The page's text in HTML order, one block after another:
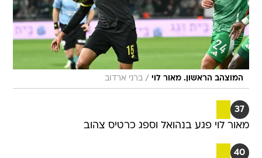
המוצהב הראשון. מאור לוי / ברני ארדוב
37
מאור לוי פגע בנהואל וספג כרטיס צהוב
40